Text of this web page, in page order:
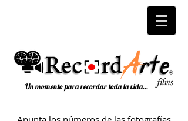
Un momento para recordar toda la vida...